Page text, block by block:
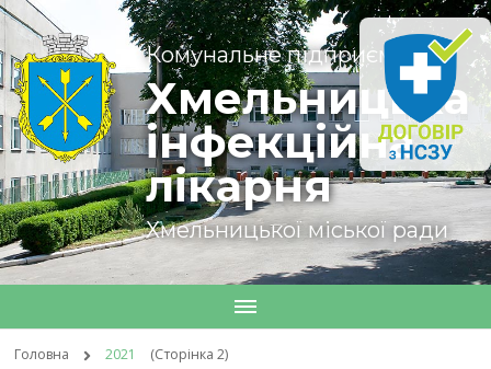
Комунальне підприємство
Хмельницька
інфекційна
лікарня
Хмельницької міської ради
Головна 2021 (Сторінка 2)